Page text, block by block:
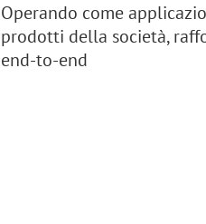
Operando come
prodotti della società,
end-to-end